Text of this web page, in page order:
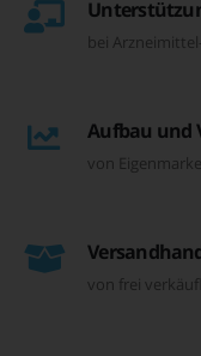
bei
Aufbau und
von
von frei